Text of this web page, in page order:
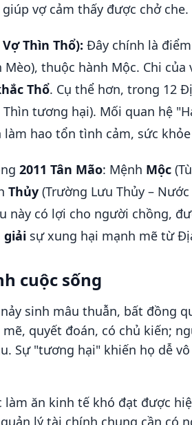
vợ cảm thấy được chở che.
Thìn Thổ): Đây chính là điểm
Mèo), thuộc hành Mộc. Chi của
Thổ. Cụ thể hơn, trong 12
Thìn tương hại). Mối quan hệ
hao tổn tình cảm, sức
2011 Tân Mão: Mệnh Mộc
Thủy (Trường Lưu Thủy –
này có lợi cho người chồng,
giải sự xung hại mạnh mẽ từ
cuộc sống
sinh mâu thuẫn, bất đồng
quyết đoán, có chủ kiến;
Sự "tương hại" khiến họ dễ
làm ăn kinh tế khó đạt được
lý tài chính chung cần có